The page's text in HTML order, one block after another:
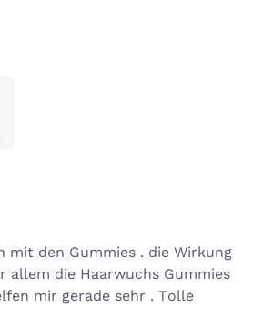
mit den Gummies . die Wirkung
allem die Haarwuchs Gummies
mir gerade sehr . Tolle